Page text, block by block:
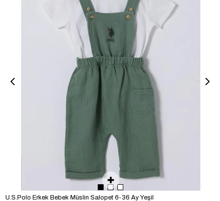
U.S.Polo Erkek Bebek Müslin Salopet 6-36 Ay Yeşil